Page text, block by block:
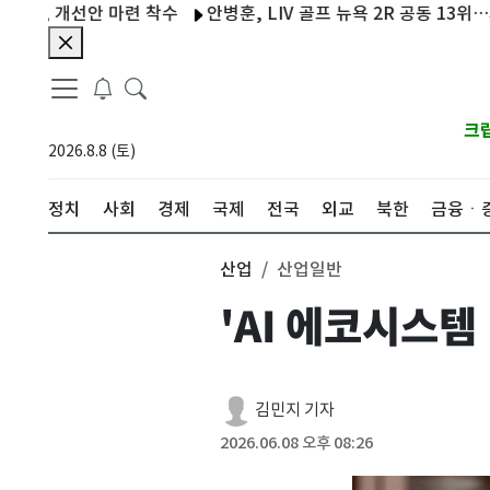
안 마련 착수 안병훈, LIV 골프 뉴욕 2R 공동 13위…시즌 2번
2026.8.8 (토)
크
정치 사회 경제 국제 전국 외교 북한 금융ㆍ
산업 산업일반
'AI 에코시스
김민지 기자
2026.06.08 오후 08:26